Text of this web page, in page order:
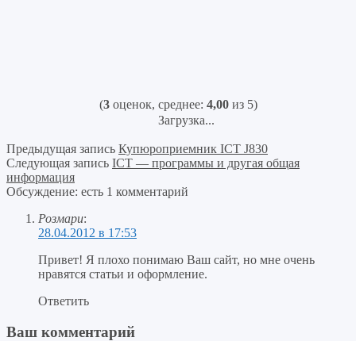
(3оценок, среднее: 4,00из 5)
Загрузка...
Предыдущая запись Купюроприемник ICT J830
Следующая запись ICT — программы и другая общая
информация
Обсуждение: есть 1 комментарий
Розмари:
28.04.2012 в 17:53
Привет! Я плохо понимаю Ваш сайт, но мне очень
нравятся статьи и оформление.
Ответить
Ваш комментарий